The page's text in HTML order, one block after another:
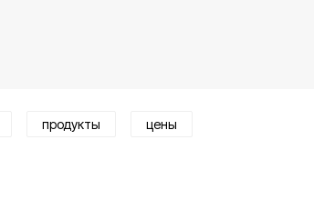
продукты цены